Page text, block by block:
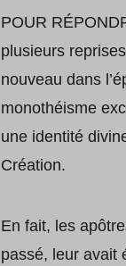
POUR
plusieurs
nouveau dans
monothéisme
une identité
Création.
En fait, les
passé, leur avait